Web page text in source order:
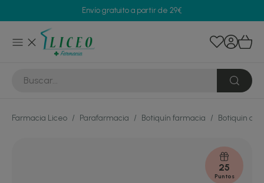
Envío gratuito a partir de 29€
Farmacia Liceo / Parafarmacia / Botiquín farmacia / Botiquin de
25
Puntos